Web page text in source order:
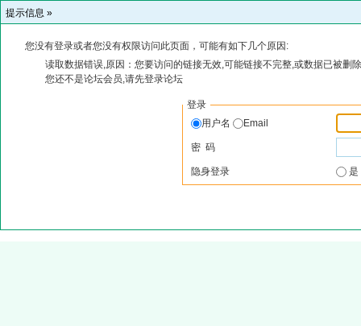
提示信息 »
您没有登录或者您没有权限访问此页面，可能有如下几个原因:
读取数据错误,原因：您要访问的链接无效,可能链接不完整,或数据已被删
您还不是论坛会员,请先登录论坛
登录
用户名
Email
密 码
隐身登录